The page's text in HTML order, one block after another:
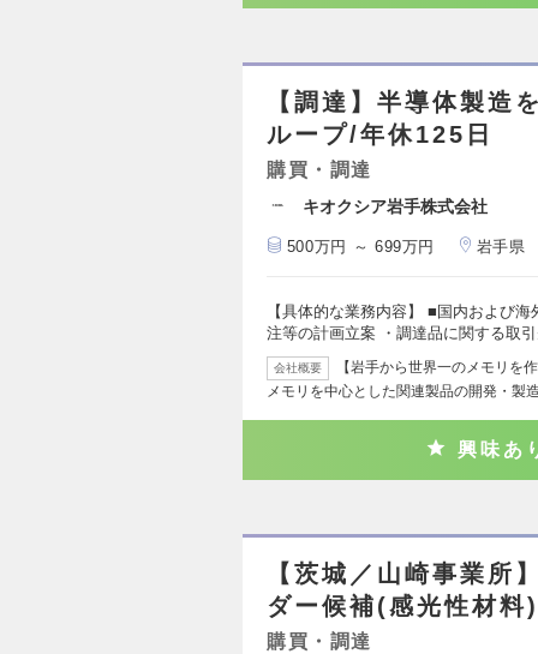
【調達】半導体製造
ループ/年休125日
購買・調達
キオクシア岩手株式会社
500万円 ～ 699万円 岩手県
【具体的な業務内容】 ■国内および
注等の計画立案 ・調達品に関する
会社概要
【岩手から世界一のメモリを
メモリを中心とした関連製品の開発・製
興味あ
【茨城／山崎事業所
ダー候補(感光性材料)
購買・調達